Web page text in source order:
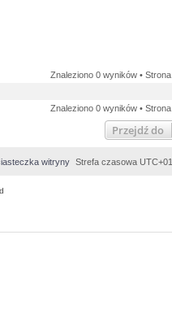
Znaleziono 0 wyników • Strona
Znaleziono 0 wyników • Strona
Przejdź do
Strefa czasowa
witryny